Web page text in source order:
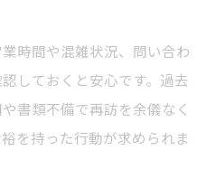
時間や混雑状況、問い合わ
しておくと安心です。過去
書類不備で再訪を余儀なく
を持った行動が求められま